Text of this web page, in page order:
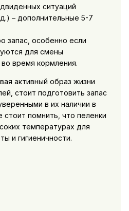
ситуаций
– дополнительные 5-7
запас, особенно если
для смены
во время кормления.
активный образ жизни
стоит подготовить запас
в их наличии в
помнить, что пеленки
температурах для
и гигиеничности.